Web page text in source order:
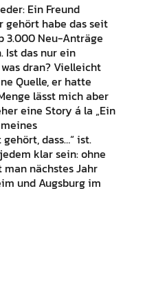
Ein Freund
gehört habe das seit
3.000 Neu-Anträge
Ist das nur ein
dran? Vielleicht
Quelle, er hatte
lässt mich aber
eine Story á la „Ein
dass…“ ist.
klar sein: ohne
nächstes Jahr
und Augsburg im